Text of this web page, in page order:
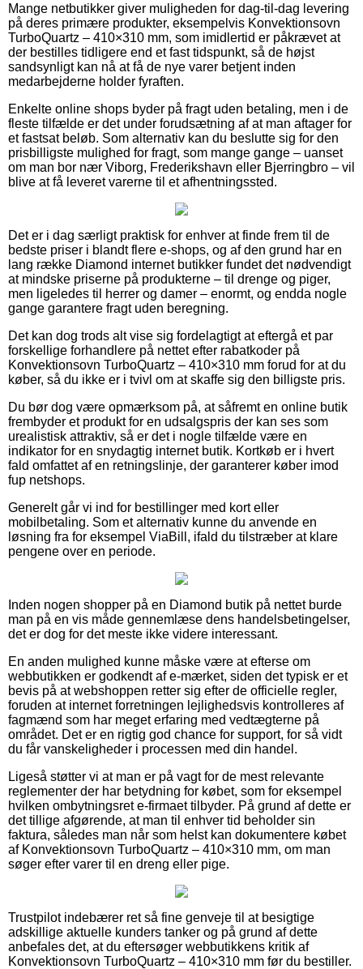
Mange netbutikker giver muligheden for dag-til-dag levering
på deres primære produkter, eksempelvis Konvektionsovn
TurboQuartz – 410×310 mm, som imidlertid er påkrævet at
der bestilles tidligere end et fast tidspunkt, så de højst
sandsynligt kan nå at få de nye varer betjent inden
medarbejderne holder fyraften.
Enkelte online shops byder på fragt uden betaling, men i de
fleste tilfælde er det under forudsætning af at man aftager for
et fastsat beløb. Som alternativ kan du beslutte sig for den
prisbilligste mulighed for fragt, som mange gange – uanset
om man bor nær Viborg, Frederikshavn eller Bjerringbro – vil
blive at få leveret varerne til et afhentningssted.
Det er i dag særligt praktisk for enhver at finde frem til de
bedste priser i blandt flere e-shops, og af den grund har en
lang række Diamond internet butikker fundet det nødvendigt
at mindske priserne på produkterne – til drenge og piger,
men ligeledes til herrer og damer – enormt, og endda nogle
gange garantere fragt uden beregning.
Det kan dog trods alt vise sig fordelagtigt at eftergå et par
forskellige forhandlere på nettet efter rabatkoder på
Konvektionsovn TurboQuartz – 410×310 mm forud for at du
køber, så du ikke er i tvivl om at skaffe sig den billigste pris.
Du bør dog være opmærksom på, at såfremt en online butik
frembyder et produkt for en udsalgspris der kan ses som
urealistisk attraktiv, så er det i nogle tilfælde være en
indikator for en snydagtig internet butik. Kortkøb er i hvert
fald omfattet af en retningslinje, der garanterer køber imod
fup netshops.
Generelt går vi ind for bestillinger med kort eller
mobilbetaling. Som et alternativ kunne du anvende en
løsning fra for eksempel ViaBill, ifald du tilstræber at klare
pengene over en periode.
Inden nogen shopper på en Diamond butik på nettet burde
man på en vis måde gennemlæse dens handelsbetingelser,
det er dog for det meste ikke videre interessant.
En anden mulighed kunne måske være at efterse om
webbutikken er godkendt af e-mærket, siden det typisk er et
bevis på at webshoppen retter sig efter de officielle regler,
foruden at internet forretningen lejlighedsvis kontrolleres af
fagmænd som har meget erfaring med vedtægterne på
området. Det er en rigtig god chance for support, for så vidt
du får vanskeligheder i processen med din handel.
Ligeså støtter vi at man er på vagt for de mest relevante
reglementer der har betydning for købet, som for eksempel
hvilken ombytningsret e-firmaet tilbyder. På grund af dette er
det tillige afgørende, at man til enhver tid beholder sin
faktura, således man når som helst kan dokumentere købet
af Konvektionsovn TurboQuartz – 410×310 mm, om man
søger efter varer til en dreng eller pige.
Trustpilot indebærer ret så fine genveje til at besigtige
adskillige aktuelle kunders tanker og på grund af dette
anbefales det, at du eftersøger webbutikkens kritik af
Konvektionsovn TurboQuartz – 410×310 mm før du bestiller.